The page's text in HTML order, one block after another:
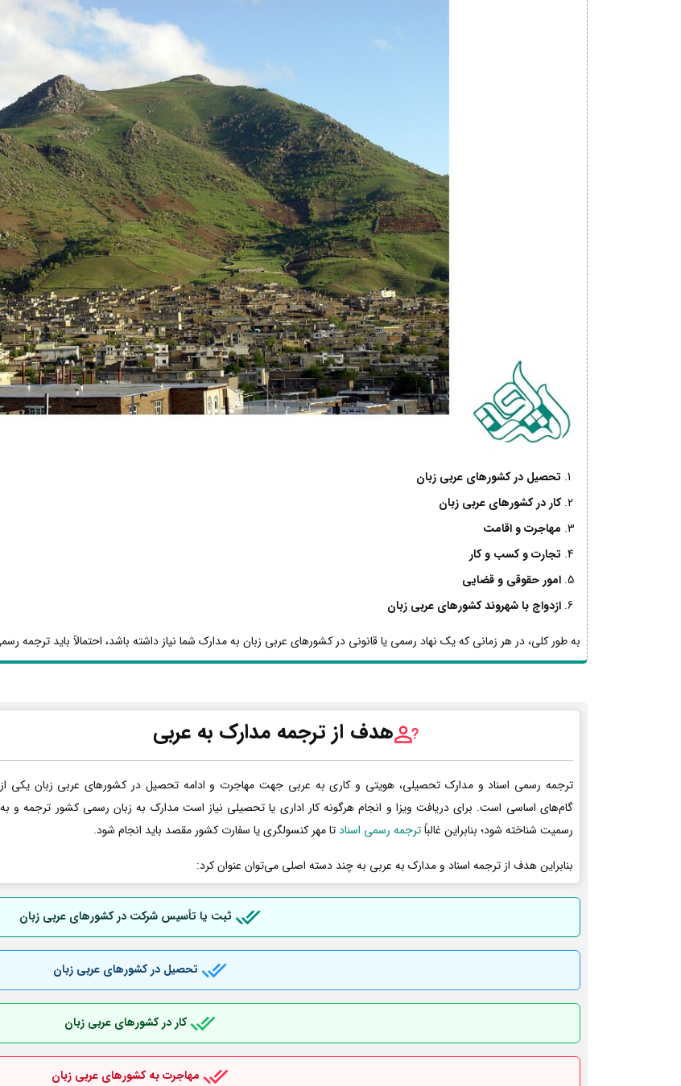
تحصیل در کشورهای عربی زبان
کار در کشورهای عربی زبان
مهاجرت و اقامت
تجارت و کسب و کار
امور حقوقی و قضایی
ازدواج با شهروند کشورهای عربی زبان
به طور کلی، در هر زمانی که یک نهاد رسمی یا قانونی در کشورهای عربی زبان به مدارک شما نیاز داشته باشد، احتمالاً باید ترجمه
هدف از ترجمه مدارک به عربی
ترجمه رسمی اسناد و مدارک تحصیلی، هویتی و کاری به عربی جهت مهاجرت و ادامه تحصیل در کشورهای عربی زبان یکی از
گام‌های اساسی است. برای دریافت ویزا و انجام هرگونه کار اداری یا تحصیلی نیاز است مدارک به زبان رسمی کشور ترجمه و به
رسمیت شناخته شود؛ بنابراین غالباًترجمه رسمی اسنادتا مهر کنسولگری یا سفارت کشور مقصد باید انجام شود.
بنابراین هدف از ترجمه اسناد و مدارک به عربی به چند دسته اصلی می‌توان عنوان کرد:
ثبت یا تأسیس شرکت در کشورهای عربی زبان
تحصیل در کشورهای عربی زبان
کار در کشورهای عربی زبان
مهاجرت به کشورهای عربی زبان